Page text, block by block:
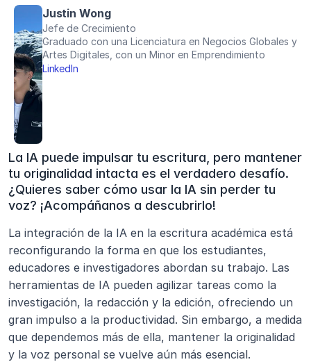
Justin Wong
Jefe de Crecimiento
Graduado con una Licenciatura en Negocios Globales y
Artes Digitales, con un Minor en Emprendimiento
LinkedIn
La IA puede impulsar tu escritura, pero mantener
tu originalidad intacta es el verdadero desafío.
¿Quieres saber cómo usar la IA sin perder tu
voz? ¡Acompáñanos a descubrirlo!
La integración de la IA en la escritura académica está
reconfigurando la forma en que los estudiantes,
educadores e investigadores abordan su trabajo. Las
herramientas de IA pueden agilizar tareas como la
investigación, la redacción y la edición, ofreciendo un
gran impulso a la productividad. Sin embargo, a medida
que dependemos más de ella, mantener la originalidad
y la voz personal se vuelve aún más esencial.